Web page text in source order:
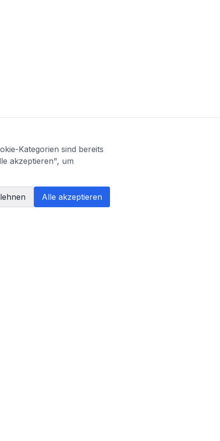
Kategorien sind bereits
akzeptieren", um
Alle akzeptieren